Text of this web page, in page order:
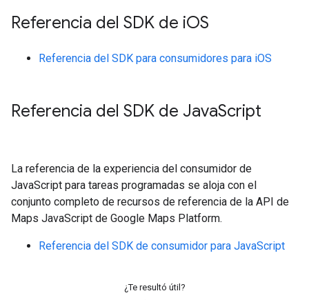
Referencia del SDK de iOS
Referencia del SDK para consumidores para iOS
Referencia del SDK de JavaScript
La referencia de la experiencia del consumidor de
JavaScript para tareas programadas se aloja con el
conjunto completo de recursos de referencia de la API de
Maps JavaScript de Google Maps Platform.
Referencia del SDK de consumidor para JavaScript
¿Te resultó útil?